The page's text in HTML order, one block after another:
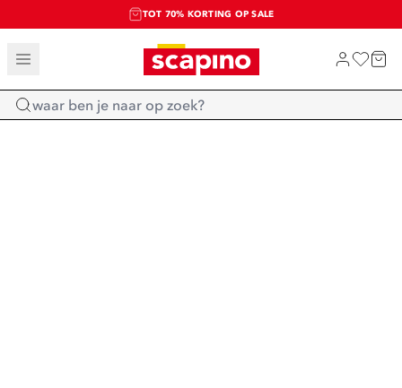
TOT 70% KORTING OP SALE
SALE: LAATSTE KANS!
SHOP NIEUW
Home